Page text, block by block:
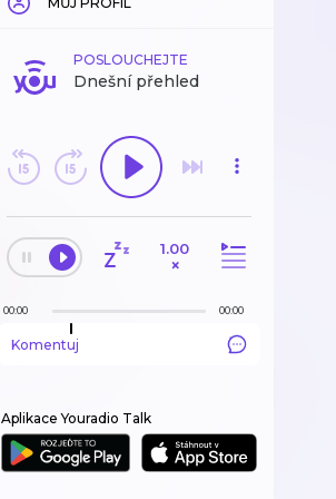
POSLOUCHEJTE
Dnešní přehled
1.00
×
00:00 00:00
Komentuj
Aplikace Youradio Talk